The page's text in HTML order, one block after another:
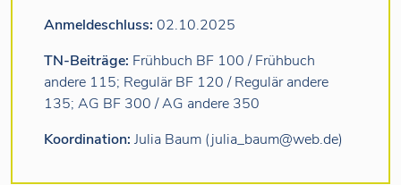
Anmeldeschluss: 02.10.2025
TN-Beiträge: Frühbuch BF 100 / Frühbuch
andere 115; Regulär BF 120 / Regulär andere
135; AG BF 300 / AG andere 350
Koordination: Julia Baum (julia_baum@web.de)